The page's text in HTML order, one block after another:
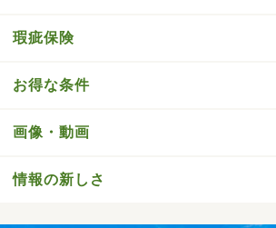
瑕疵保険
お得な条件
画像・動画
情報の新しさ